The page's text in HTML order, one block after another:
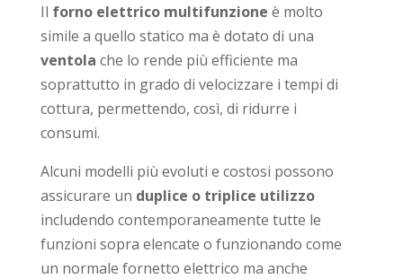
Il forno elettrico multifunzione è molto
simile a quello statico ma è dotato di una
ventola che lo rende più efficiente ma
soprattutto in grado di velocizzare i tempi di
cottura, permettendo, così, di ridurre i
consumi.
Alcuni modelli più evoluti e costosi possono
assicurare un duplice o triplice utilizzo
includendo contemporaneamente tutte le
funzioni sopra elencate o funzionando come
un normale fornetto elettrico ma anche